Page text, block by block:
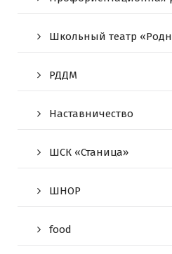
Школьный театр
РДДМ
Наставничество
ШСК «Станица»
ШНОР
food